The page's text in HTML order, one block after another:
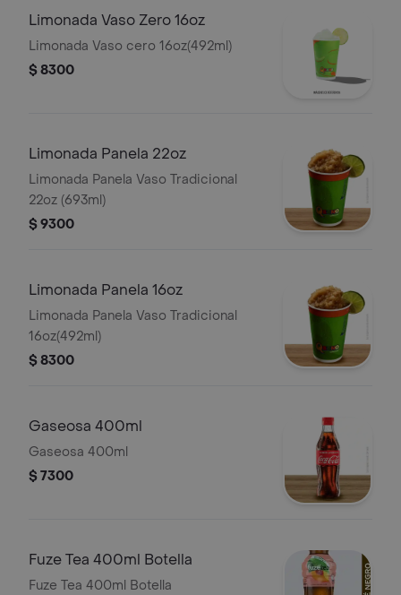
Limonada Vaso Zero 16oz
Limonada Vaso cero 16oz(492ml)
$ 8300
Limonada Panela 22oz
Limonada Panela Vaso Tradicional
22oz (693ml)
$ 9300
Limonada Panela 16oz
Limonada Panela Vaso Tradicional
16oz(492ml)
$ 8300
Gaseosa 400ml
Gaseosa 400ml
$ 7300
Fuze Tea 400ml Botella
Fuze Tea 400ml Botella